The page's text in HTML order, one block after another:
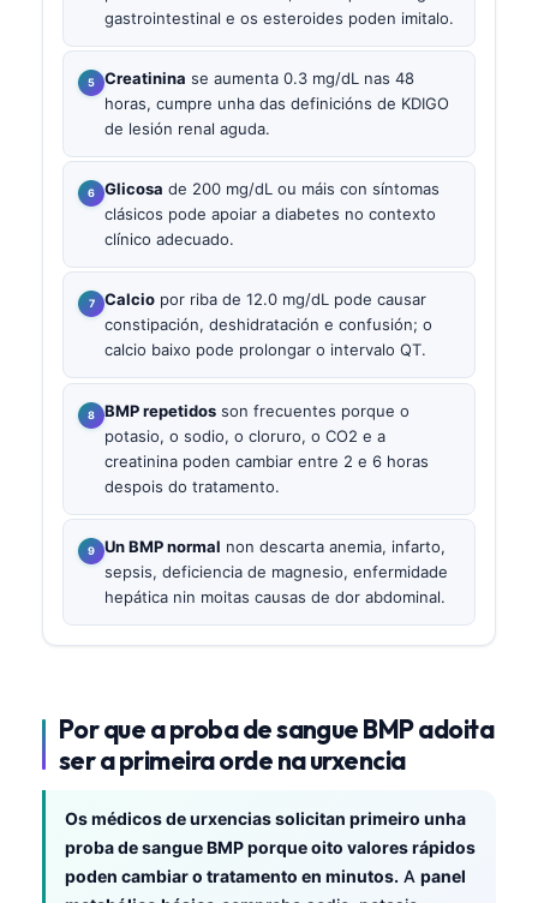
gastrointestinal e os esteroides poden imitalo.
Creatinina se aumenta 0.3 mg/dL nas 48
horas, cumpre unha das definicións de KDIGO
de lesión renal aguda.
Glicosa de 200 mg/dL ou máis con síntomas
clásicos pode apoiar a diabetes no contexto
clínico adecuado.
Calcio por riba de 12.0 mg/dL pode causar
constipación, deshidratación e confusión; o
calcio baixo pode prolongar o intervalo QT.
BMP repetidos son frecuentes porque o
potasio, o sodio, o cloruro, o CO2 e a
creatinina poden cambiar entre 2 e 6 horas
despois do tratamento.
Un BMP normal non descarta anemia, infarto,
sepsis, deficiencia de magnesio, enfermidade
hepática nin moitas causas de dor abdominal.
Por que a proba de sangue BMP adoita
ser a primeira orde na urxencia
Os médicos de urxencias solicitan primeiro unha
proba de sangue BMP porque oito valores rápidos
poden cambiar o tratamento en minutos. A panel